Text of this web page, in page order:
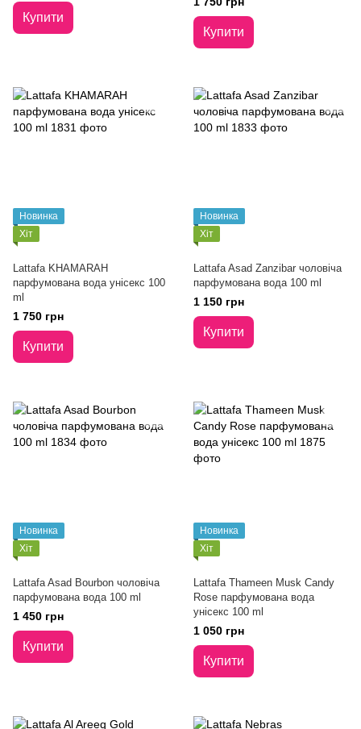
Купити
Купити
Новинка
Хіт
Lattafa KHAMARAH
парфумована вода унісекс 100
ml
1 750 грн
Купити
Новинка
Хіт
Lattafa Asad Zanzibar чоловіча
парфумована вода 100 ml
1 150 грн
Купити
Новинка
Хіт
Lattafa Asad Bourbon чоловіча
парфумована вода 100 ml
1 450 грн
Купити
Новинка
Хіт
Lattafa Thameen Musk Candy
Rose парфумована вода
унісекс 100 ml
1 050 грн
Купити